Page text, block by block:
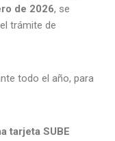
de 2026, se
trámite de
todo el año, para
tarjeta SUBE